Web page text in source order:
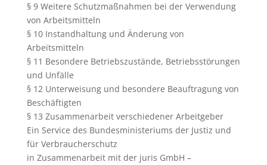
§ 9 Weitere Schutzmaßnahmen bei der Verwendung
von Arbeitsmitteln
§ 10 Instandhaltung und Änderung von
Arbeitsmitteln
§ 11 Besondere Betriebszustände, Betriebsstörungen
und Unfälle
§ 12 Unterweisung und besondere Beauftragung von
Beschäftigten
§ 13 Zusammenarbeit verschiedener Arbeitgeber
Ein Service des Bundesministeriums der Justiz und
für Verbraucherschutz
in Zusammenarbeit mit der juris GmbH –